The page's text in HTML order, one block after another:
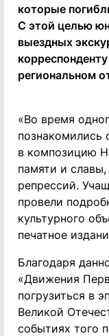
которые
С этой целью
выездных
региональном
«Во время
познакомились
в композицию
памяти и
репрессий.
провели
культурного
печатное
Благодаря
«Движения
погрузиться в
Великой
событиях того